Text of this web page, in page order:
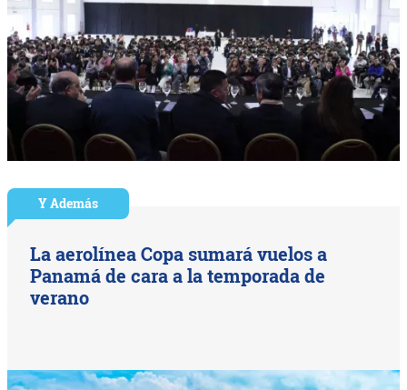
Y Además
La aerolínea Copa sumará vuelos a
Panamá de cara a la temporada de
verano